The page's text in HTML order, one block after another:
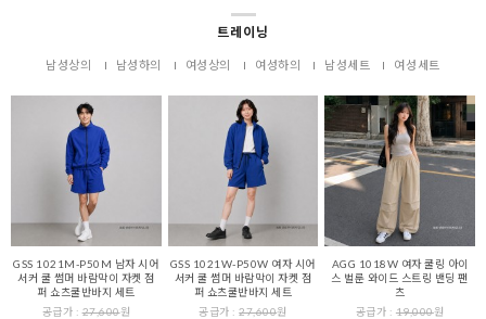
트레이닝
남성상의 남성하의 여성상의 여성하의 남성세트 여성세트
GSS 1021M-P50M 남자 시어
서커 쿨 썸머 바람막이 자켓 점
퍼 쇼츠쿨반바지 세트
공급가 :27,600원
GSS 1021W-P50W 여자 시어
서커 쿨 썸머 바람막이 자켓 점
퍼 쇼츠쿨반바지 세트
공급가 :27,600원
AGG 1018W 여자 쿨링 아이
스 벌룬 와이드 스트링 밴딩 팬
츠
공급가 : 19,000원